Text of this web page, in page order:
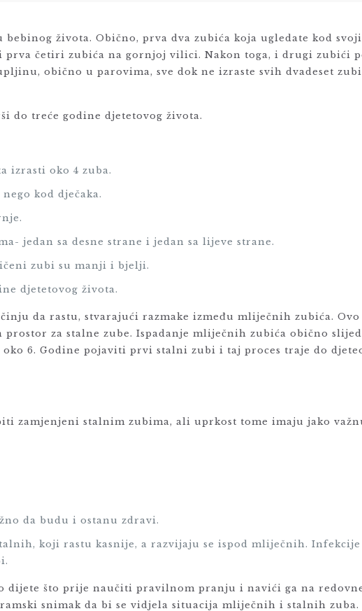
života. Obično, prva dva zubića koja ugledate kod
prva četiri zubića na gornjoj vilici. Nakon toga, i drugi zubići
obično u parovima, sve dok ne izraste svih dvadeset
do treće godine djetetovog života.
izrasti oko 4 zuba.
kod dječaka.
jedan sa desne strane i jedan sa lijeve strane.
zubi su manji i bjelji.
djetetovog života.
da rastu, stvarajući razmake između mliječnih zubića. Ovo
za stalne zube. Ispadanje mliječnih zubića obično
6. Godine pojaviti prvi stalni zubi i taj proces traje do
zamjenjeni stalnim zubima, ali uprkost tome imaju jako
da budu i ostanu zdravi.
koji rastu kasnije, a razvijaju se ispod mliječnih.
dijete što prije naučiti pravilnom pranju i navići ga na
snimak da bi se vidjela situacija mliječnih i stalnih zuba.